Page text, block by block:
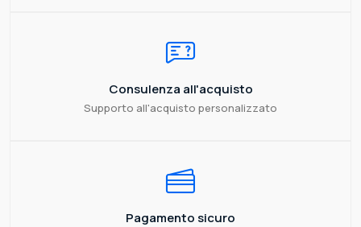
Consulenza all'acquisto
Supporto all'acquisto personalizzato
Pagamento sicuro